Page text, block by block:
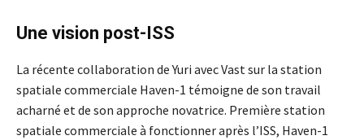
Une vision post-ISS
La récente collaboration de Yuri avec Vast sur la station
spatiale commerciale Haven-1 témoigne de son travail
acharné et de son approche novatrice. Première station
spatiale commerciale à fonctionner après l’ISS, Haven-1